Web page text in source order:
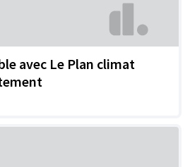
avec Le Plan climat